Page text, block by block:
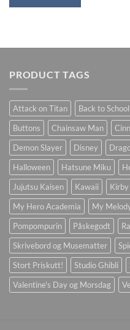
PRODUCT TAGS
Attack on Titan Back to School
Buttons
Chainsaw Man
Demon Slayer
Disney
Halloween
Hatsune Miku
Jujutsu Kaisen
Kawaii Kirby
My Hero Academia
My
Pompompurin
Påskegodt
Skrivebord og Musematter
Stort Priskutt!
Studio Ghibli
Valentine's Day og Morsdag